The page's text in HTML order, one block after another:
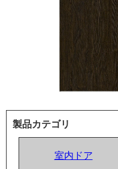
製品カテゴリ
室内ドア